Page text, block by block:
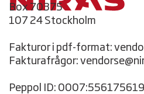
Box 70375
107 24 Stockholm
Fakturor i pdf-format:
Fakturafrågor:
Peppol ID: